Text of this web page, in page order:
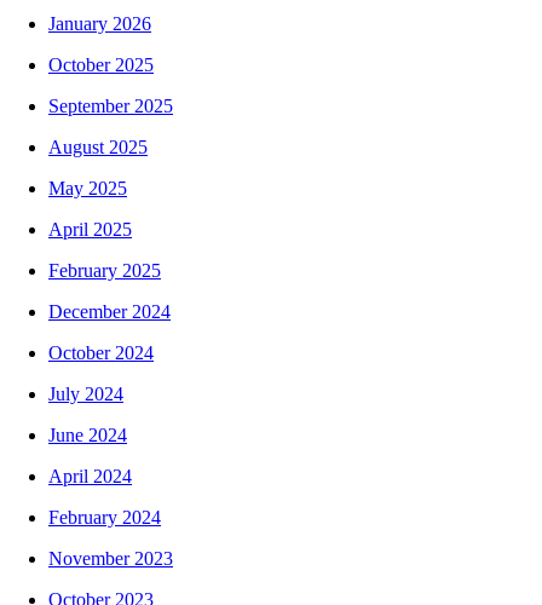
January 2026
October 2025
September 2025
August 2025
May 2025
April 2025
February 2025
December 2024
October 2024
July 2024
June 2024
April 2024
February 2024
November 2023
October 2023